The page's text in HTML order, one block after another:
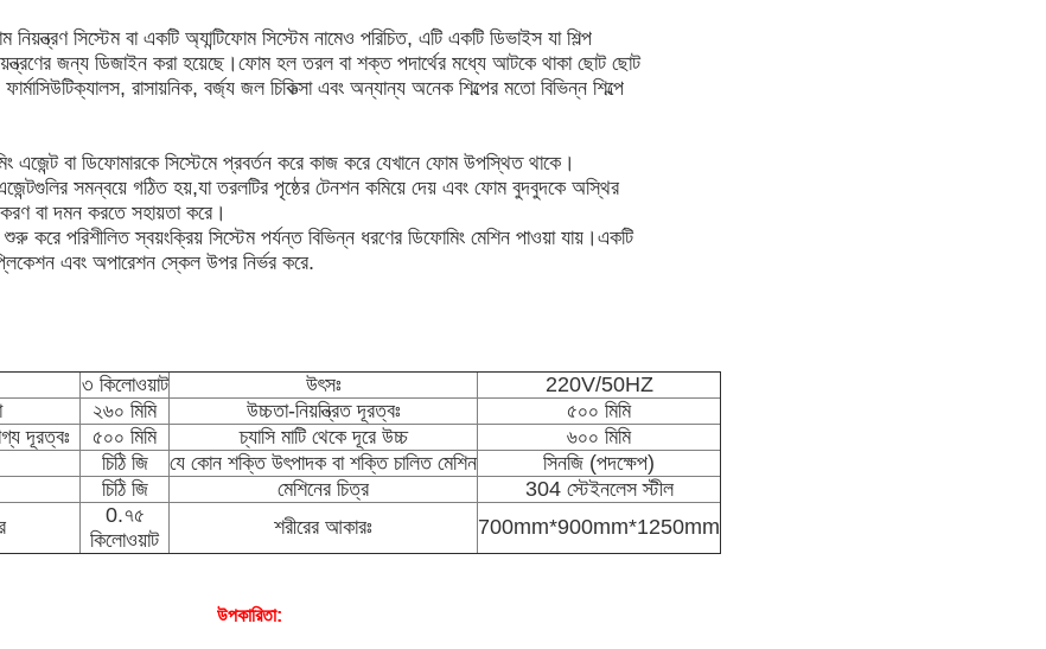
সিস্টেম বা একটি অ্যান্টিফোম সিস্টেম নামেও পরিচিত, এটি একটি ডিভাইস যা শিল্প
জন্য ডিজাইন করা হয়েছে।ফোম হল তরল বা শক্ত পদার্থের মধ্যে আটকে থাকা ছোট ছোট
রাসায়নিক, বর্জ্য জল চিকিত্সা এবং অন্যান্য অনেক শিল্পের মতো বিভিন্ন শিল্পে
এজেন্ট বা ডিফোমারকে সিস্টেমে প্রবর্তন করে কাজ করে যেখানে ফোম উপস্থিত থাকে।
সমন্বয়ে গঠিত হয়,যা তরলটির পৃষ্ঠের টেনশন কমিয়ে দেয় এবং ফোম বুদবুদকে অস্থির
বা দমন করতে সহায়তা করে।
করে পরিশীলিত স্বয়ংক্রিয় সিস্টেম পর্যন্ত বিভিন্ন ধরণের ডিফোমিং মেশিন পাওয়া যায়।একটি
এবং অপারেশন স্কেল উপর নির্ভর করে.
৩ কিলোওয়াট উৎসঃ
220V/50HZ
২৬০ মিমি উচ্চতা-নিয়ন্ত্রিত দূরত্বঃ
৫০০ মিমি
দূরত্বঃ
৫০০ মিমি চ্যাসি মাটি থেকে দূরে উচ্চ
৬০০ মিমি
চিঠি জি যে কোন শক্তি উৎপাদক বা শক্তি চালিত মেশিন
সিনজি (পদক্ষেপ)
চিঠি জি মেশিনের চিত্র
304 স্টেইনলেস স্টীল
0.৭৫
কিলোওয়াট
শরীরের আকারঃ 700mm*900mm*1250mm
উপকারিতা: